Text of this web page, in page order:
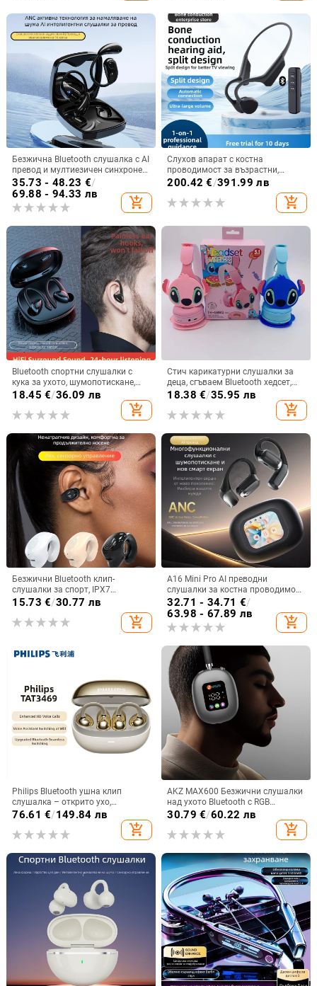
Безжична Bluetooth слушалка с AI
превод и мултиезичен синхронен
превод, ANC шумопотискане,
обхват до 10 m, Bluetooth 5.0,
IPX4, вграден стерео звук, 4–8 ч
батерия
35.73 - 48.23 €/
69.88 - 94.33 лв
add_shopping_cart
Слухов апарат с костна
проводимост за възрастни,
двустранен, Bluetooth,
водоустойчив, интелигентно
устройство за слух
200.42 €/391.99 лв
add_shopping_cart
Bluetooth спортни слушалки с
кука за ухото, шумопотискане,
Bluetooth 5.2, обхват 5 м, батерия
18.45 €/36.09 лв
add_shopping_cart
Стич карикатурни слушалки за
деца, сгъваем Bluetooth хедсет,
глава-монтаж, стерео звук, BT 5.0
18.38 €/35.95 лв
add_shopping_cart
Безжични Bluetooth клип-
слушалки за спорт, IPX7
водоустойчиви, обхват до 10 м,
Bluetooth 5.0, живот на батерията
4–8 ч, ниска латентност за игри
15.73 €/30.77 лв
add_shopping_cart
A16 Mini Pro AI преводни
слушалки за костна проводимост
със цветен дисплей и
шумопотискане, Bluetooth 5.4
32.71 - 34.71 €/
63.98 - 67.89 лв
add_shopping_cart
Philips Bluetooth ушна клип
слушалка – открито ухо,
безжично, Bluetooth 5.0, повече от
8 часа живот на батерията,
водоустойчив модел TAT3469
76.61 €/149.84 лв
add_shopping_cart
AKZ MAX600 Безжични слушалки
над ухото Bluetooth с RGB
дисплей и четец за карти,
30.79 €/60.22 лв
add_shopping_cart